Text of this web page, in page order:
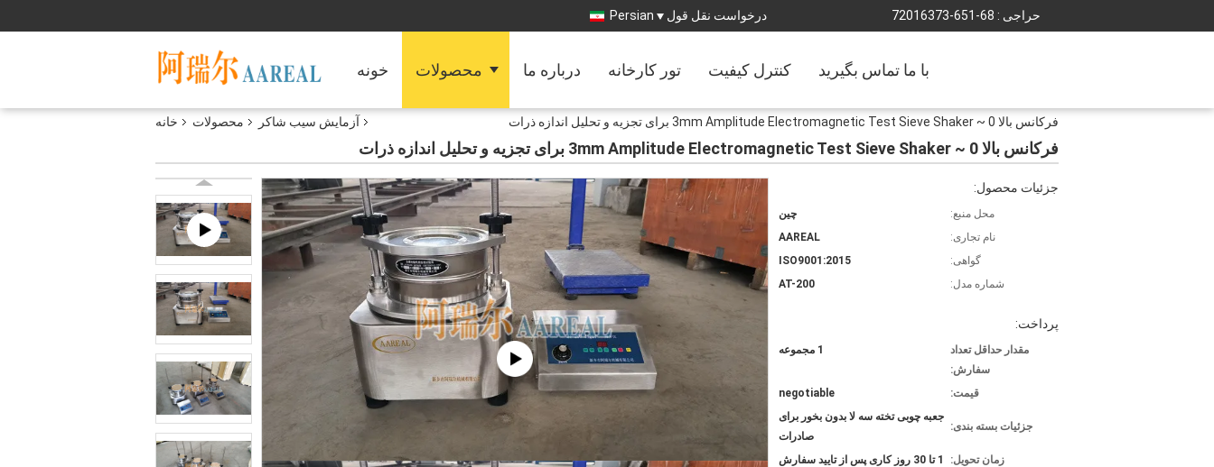
حراجی : 86-156-37361027 درخواست نقل قول Persian
خونه محصولات درباره ما تور کارخانه کنترل کیفیت با ما تماس بگیرید
خانه محصولات آزمایش سیب شاکر فرکانس بالا 0 ~ 3mm Amplitude Electromagnetic Test Sieve Shaker برای تجزیه و تحلیل اندازه ذرات
فرکانس بالا 0 ~ 3mm Amplitude Electromagnetic Test Sieve Shaker برای تجزیه و تحلیل اندازه ذرات
جزئیات محصول:
محل منبع:
چین
نام تجاری:
AAREAL
گواهی:
ISO9001:2015
شماره مدل:
AT-200
پرداخت:
مقدار حداقل تعداد
سفارش:
1 مجموعه
قیمت: negotiable
جزئیات بسته بندی:
جعبه چوبی تخته سه لا بدون بخور برای
صادرات
زمان تحویل:
1 تا 30 روز کاری پس از تایید سفارش